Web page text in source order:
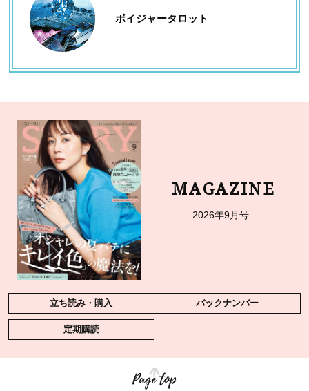
ボイジャータロット
MAGAZINE
2026年9月号
立ち読み・購入 バックナンバー
定期購読
Page top